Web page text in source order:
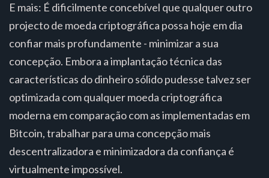
E mais: É dificilmente concebível que qualquer outro
projecto de moeda criptográfica possa hoje em dia
confiar mais profundamente - minimizar a sua
concepção. Embora a implantação técnica das
características do dinheiro sólido pudesse talvez ser
optimizada com qualquer moeda criptográfica
moderna em comparação com as implementadas em
Bitcoin, trabalhar para uma concepção mais
descentralizadora e minimizadora da confiança é
virtualmente impossível.